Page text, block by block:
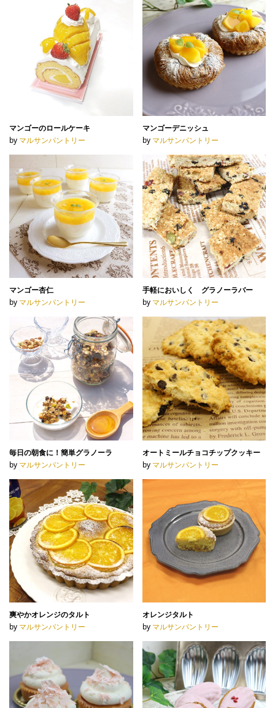
マンゴーのロールケーキ
by マルサンパントリー
マンゴーデニッシュ
by マルサンパントリー
マンゴー杏仁
by マルサンパントリー
手軽においしく グラノーラバー
by マルサンパントリー
毎日の朝食に！簡単グラノーラ
by マルサンパントリー
オートミールチョコチップクッキー
by マルサンパントリー
爽やかオレンジのタルト
by マルサンパントリー
オレンジタルト
by マルサンパントリー